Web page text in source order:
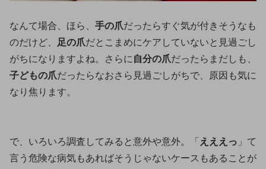
なんて場合、ほら、 手の爪だったらすぐ気が付きそうなも
のだけど、
足の爪だとこまめにケアしていないと見過ごし
がちになりますよね。さらに 自分の爪だったらまだしも、
子どもの爪だったらなおさら見過ごしがちで、原因も気に
なり焦ります。
で、いろいろ調査してみると意外や意外。「 えええっ 」て
言う危険な病気もあればそうじゃないケースもあることが